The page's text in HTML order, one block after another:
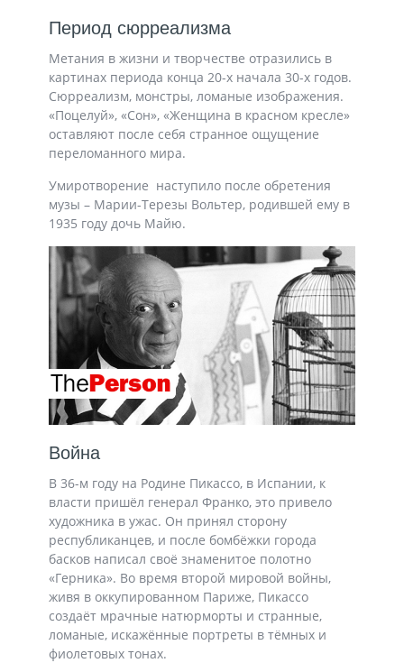
Период сюрреализма
Метания в жизни и творчестве отразились в
картинах периода конца 20-х начала 30-х годов.
Сюрреализм, монстры, ломаные изображения.
«Поцелуй», «Сон», «Женщина в красном кресле»
оставляют после себя странное ощущение
переломанного мира.
Умиротворение наступило после обретения
музы – Марии-Терезы Вольтер, родившей ему в
1935 году дочь Майю.
Война
В 36-м году на Родине Пикассо, в Испании, к
власти пришёл генерал Франко, это привело
художника в ужас. Он принял сторону
республиканцев, и после бомбёжки города
басков написал своё знаменитое полотно
«Герника». Во время второй мировой войны,
живя в оккупированном Париже, Пикассо
создаёт мрачные натюрморты и странные,
ломаные, искажённые портреты в тёмных и
фиолетовых тонах.